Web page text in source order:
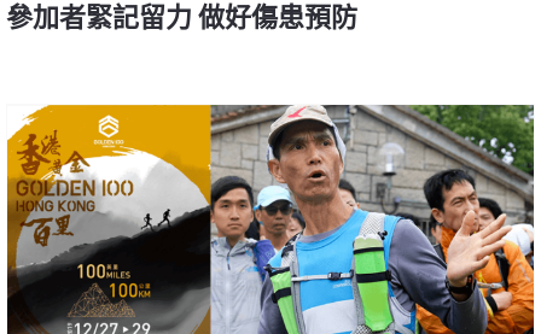
參加者緊記留力 做好傷患預防